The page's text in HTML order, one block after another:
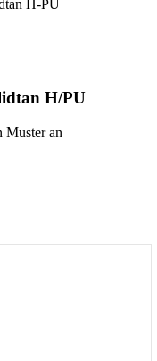
H/PU
Muster an